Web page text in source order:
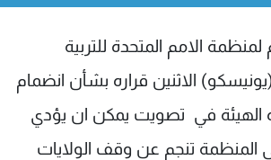
لمنظمة الامم المتحدة للتربية
الاثنين قراره بشأن انضمام
في تصويت يمكن ان يؤدي
المنظمة تنجم عن وقف الولايات
تواصل معنا
شروط الإسـتخدام